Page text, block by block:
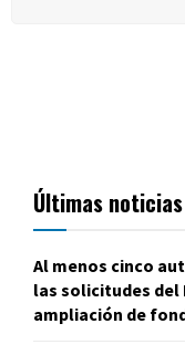
Últimas noticias
Al menos cinco
las solicitudes del
ampliación de